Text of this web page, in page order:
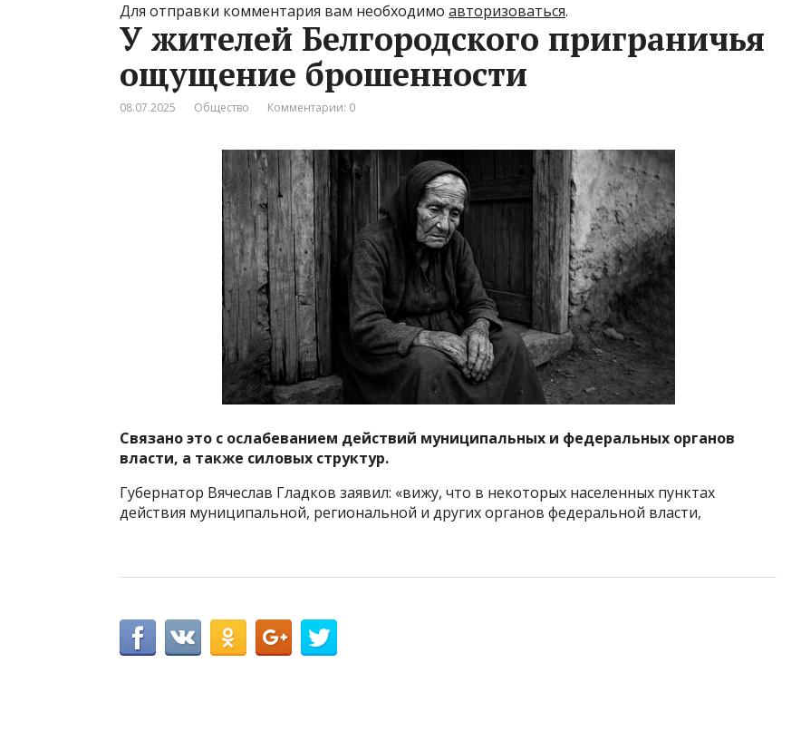
Для отправки комментария вам необходимо авторизоваться.
У жителей Белгородского приграничья
ощущение брошенности
08.07.2025 Общество Комментарии: 0
Связано это с ослабеванием действий муниципальных и федеральных органов
власти, а также силовых структур.
Губернатор Вячеслав Гладков заявил: «вижу, что в некоторых населенных пунктах
действия муниципальной, региональной и других органов федеральной власти,